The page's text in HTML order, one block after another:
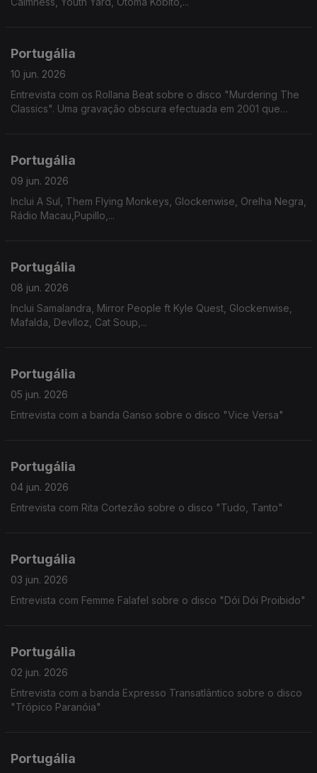
Portugália
10 jun. 2026
Entrevista com os Rollana Beat sobre o disco "Murdering The
Classics". Uma gravação obscura efectuada em 2001 que
Portugália
09 jun. 2026
Inclui A Sul, Them Flying Monkeys, Glockenwise, Orelha Negra,
Rádio Macau,Pupillo,...
Portugália
08 jun. 2026
Inclui Samalandra, Mirror People ft Kyle Quest, Glockenwise,
Mafalda, Devlloz, Cat Soup,...
Portugália
05 jun. 2026
Entrevista com a banda Ganso sobre o disco "Vice Versa"
Portugália
04 jun. 2026
Entrevista com Rita Cortezão sobre o disco "Tudo, Tanto"
Portugália
03 jun. 2026
Entrevista com Femme Falafel sobre o disco "Dói Dói Proibido"
Portugália
02 jun. 2026
Entrevista com a banda Expresso Transatlântico sobre o disco
"Trópico Paranóia"
Portugália